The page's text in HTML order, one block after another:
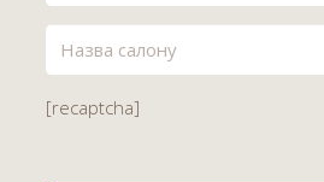
[recaptcha]